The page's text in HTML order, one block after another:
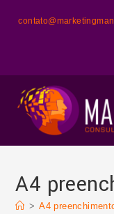
A4
> A4